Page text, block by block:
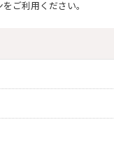
ご利用ください。